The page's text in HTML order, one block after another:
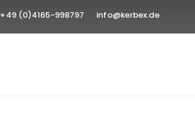
+49 (0)4165-998797 info@kerbex.de